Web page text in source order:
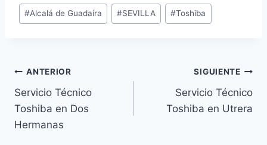
Etiquetas
de
#Alcalá de Guadaíra #SEVILLA #Toshiba
Navegación
de
entradas
ANTERIOR
Servicio Técnico
Toshiba en Dos
Hermanas
SIGUIENTE
Servicio Técnico
Toshiba en Utrera